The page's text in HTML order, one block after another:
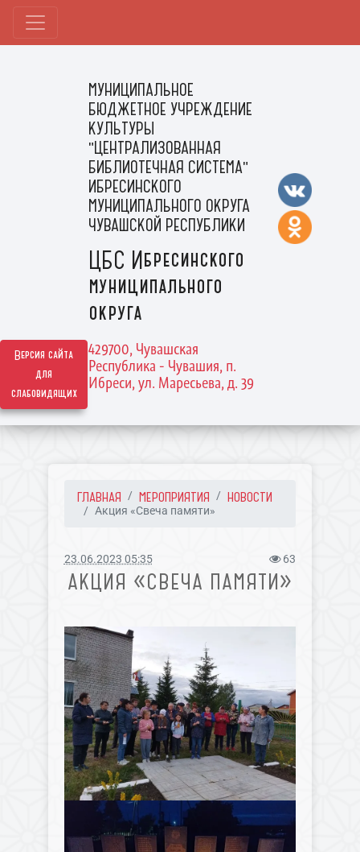
Версия сайта
для
слабовидящих
МУНИЦИПАЛЬНОЕ
БЮДЖЕТНОЕ УЧРЕЖДЕНИЕ
КУЛЬТУРЫ
"ЦЕНТРАЛИЗОВАННАЯ
БИБЛИОТЕЧНАЯ СИСТЕМА"
ИБРЕСИНСКОГО
МУНИЦИПАЛЬНОГО ОКРУГА
ЧУВАШСКОЙ РЕСПУБЛИКИ
ЦБС Ибресинского
муниципального
округа
429700, Чувашская
Республика - Чувашия, п.
Ибреси, ул. Маресьева, д. 39
ГЛАВНАЯ МЕРОПРИЯТИЯ НОВОСТИ
Акция «Свеча памяти»
23.06.2023 05:35 63
АКЦИЯ «СВЕЧА ПАМЯТИ»